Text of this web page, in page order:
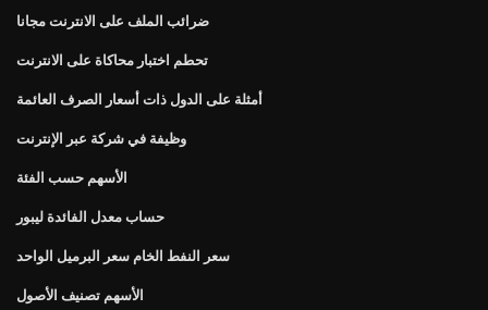
ضرائب الملف على الانترنت مجانا
تحطم اختبار محاكاة على الانترنت
أمثلة على الدول ذات أسعار الصرف العائمة
وظيفة في شركة عبر الإنترنت
الأسهم حسب الفئة
حساب معدل الفائدة ليبور
سعر النفط الخام سعر البرميل الواحد
الأسهم تصنيف الأصول